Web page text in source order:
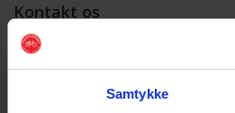
Samtykke
Kontakt os
Bliv Cykelvenlig Arbejdsplads